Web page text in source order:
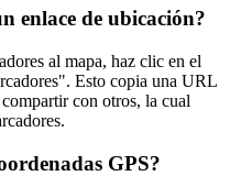
enlace de ubicación?
al mapa, haz clic en el
Esto copia una URL
con otros, la cual
GPS?